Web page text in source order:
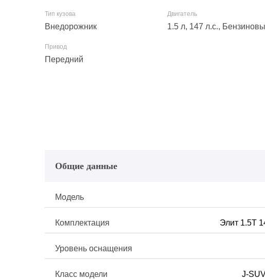
Внедорожник 1.5 л, 147 л.с.,
Передний
Общие данные
Модель
Комплектация Элит 1.5Т
Уровень оснащения
Класс модели
J-